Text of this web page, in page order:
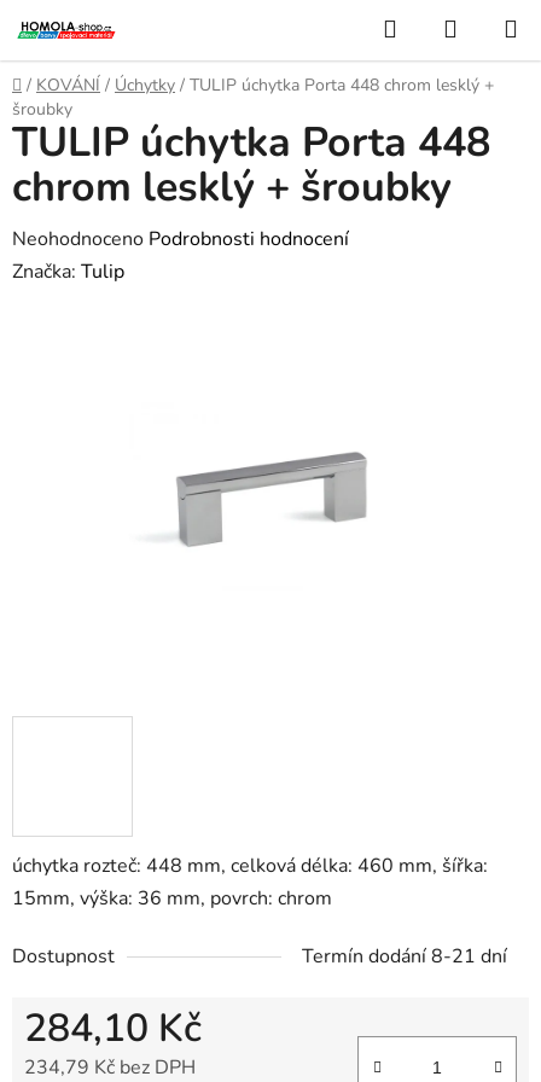
na
obsah
Hledat
KOŠÍK
Domů
/ KOVÁNÍ / Úchytky / TULIP úchytka Porta 448 chrom lesklý +
šroubky
úchytka rozteč: 448 mm, celková délka: 460 mm, šířka:
15mm, výška: 36 mm, povrch: chrom
Dostupnost Termín dodání 8-21 dní
284,10 Kč
234,79 Kč bez DPH
TULIP úchytka Porta 448
chrom lesklý + šroubky
Průměrné
hodnocení
Neohodnoceno Podrobnosti hodnocení
Značka: Tulip